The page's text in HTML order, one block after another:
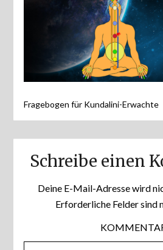
Fragebogen für Kundalini-Erwachte
Schreibe einen
Deine E-Mail-Adresse wird
Erforderliche Felder sind